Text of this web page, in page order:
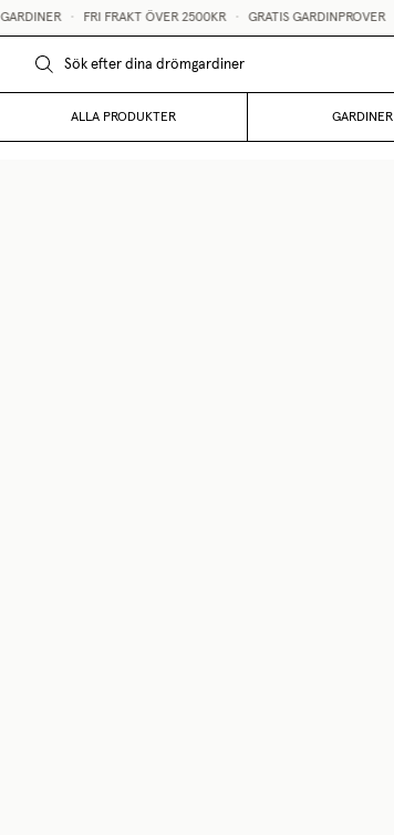
• FRI FRAKT ÖVER 2500KR • GRATIS GARDINPROVER
ALLA PRODUKTER GARDINER